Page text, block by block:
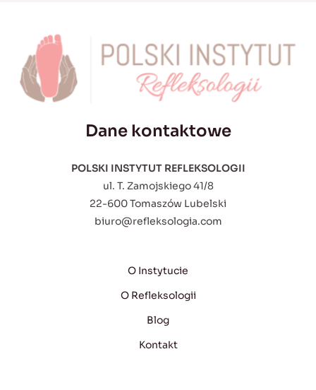
Dane kontaktowe
POLSKI INSTYTUT REFLEKSOLOGII
ul. T. Zamojskiego 41/8
22-600 Tomaszów Lubelski
biuro@refleksologia.com
O Instytucie
O Refleksologii
Blog
Kontakt